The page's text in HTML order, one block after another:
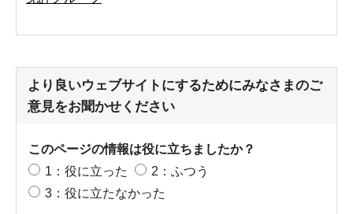
より良いウェブサイトにするためにみなさまのご
意見をお聞かせください
このページの情報は役に立ちましたか？
1：役に立った
2：ふつう
3：役に立たなかった